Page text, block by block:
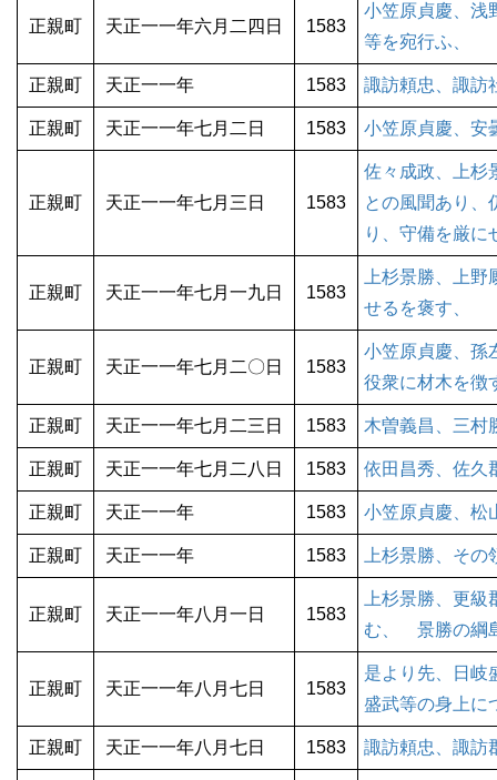
正親町 天正一一年六月二四日 1583
小笠原貞慶、浅
等を宛行ふ、
正親町 天正一一年 1583 諏訪頼忠、諏訪
正親町 天正一一年七月二日 1583 小笠原貞慶、安
正親町 天正一一年七月三日 1583
佐々成政、上杉
との風聞あり、
り、守備を厳に
正親町 天正一一年七月一九日 1583
上杉景勝、上野
せるを褒す、
正親町 天正一一年七月二〇日 1583
小笠原貞慶、孫
役衆に材木を徴
正親町 天正一一年七月二三日 1583 木曽義昌、三村
正親町 天正一一年七月二八日 1583 依田昌秀、佐久
正親町 天正一一年 1583 小笠原貞慶、松
正親町 天正一一年 1583 上杉景勝、その
正親町 天正一一年八月一日 1583
上杉景勝、更級
む、 景勝の綱
正親町 天正一一年八月七日 1583
是より先、日岐
盛武等の身上に
正親町 天正一一年八月七日 1583 諏訪頼忠、諏訪